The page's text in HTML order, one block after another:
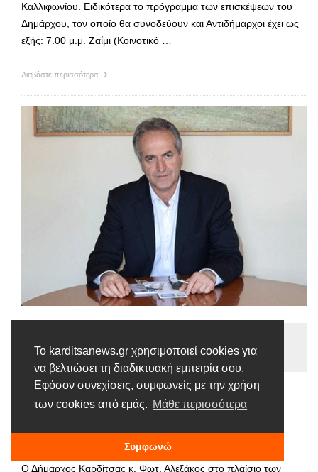
Το karditsanews.gr χρησιμοποιεί cookies για
να βελτιώσει τη διαδικτυακή εμπειρία σου.
Εφόσον συνεχίσεις, συμφωνείς με την χρήση
των cookies από εμάς. Μάθε περισσότερα
Συμφωνώ
Καλλιφωνίου. Ειδικότερα το πρόγραμμα των επισκέψεων του
Δημάρχου, τον οποίο θα συνοδεύουν και Αντιδήμαρχοι έχει ως
εξής: 7.00 μ.μ. Ζαΐμι (Κοινοτικό …
Διαβάστε περισσότερα
Tags | Αλεξάκος Επίσκέψεις Χωριά
Σε Πρόδρομο και Άγιο Θεόδωρο την
Ο Δήμαρχος Καρδίτσας κ. Φωτ. Αλεξάκος στο πλαίσιο των